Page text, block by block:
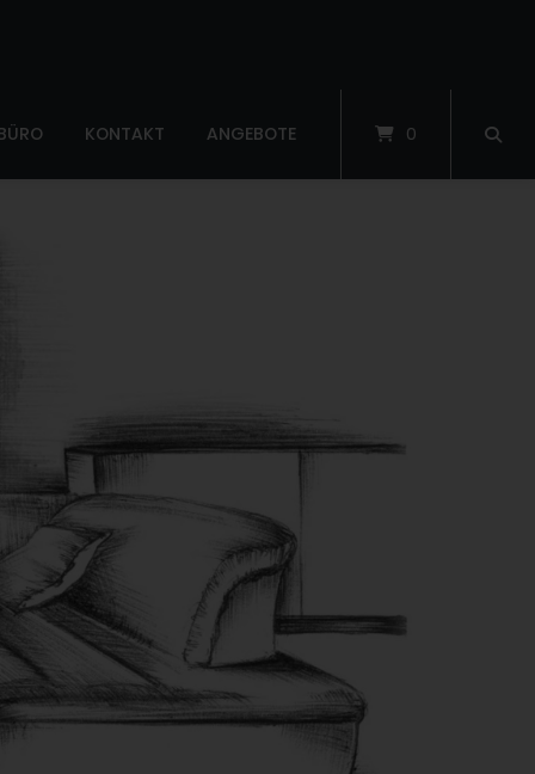
KONTAKT ANGEBOTE 0